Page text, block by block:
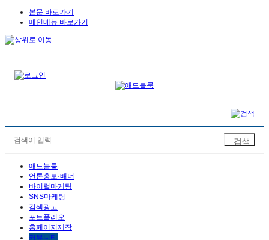
본문 바로가기
메인메뉴 바로가기
애드블룸
언론홍보·배너
바이럴마케팅
SNS마케팅
검색광고
포트폴리오
홈페이지제작
커뮤니티